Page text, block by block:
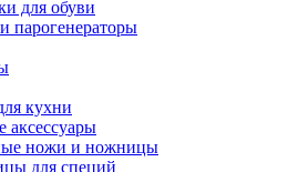
для обуви
парогенераторы
кухни
аксессуары
ножи и ножницы
для специй